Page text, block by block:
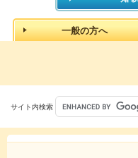
一般の方へ
サイト内検索